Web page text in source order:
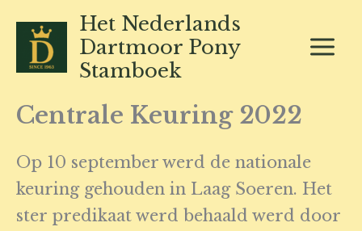
inhoud
Het Nederlands
Dartmoor Pony
Stamboek
Centrale Keuring 2022
Op 10 september werd de nationale
keuring gehouden in Laag Soeren. Het
ster predikaat werd behaald werd door